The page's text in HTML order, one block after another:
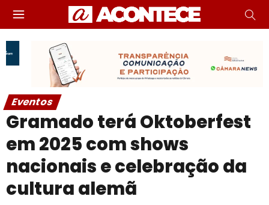
Eventos
Gramado terá Oktoberfest
em 2025 com shows
nacionais e celebração da
cultura alemã